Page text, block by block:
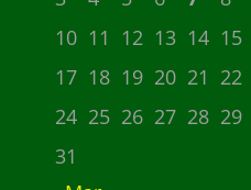
10 11 12 13 14 15
17 18 19 20 21 22
24 25 26 27 28 29
31